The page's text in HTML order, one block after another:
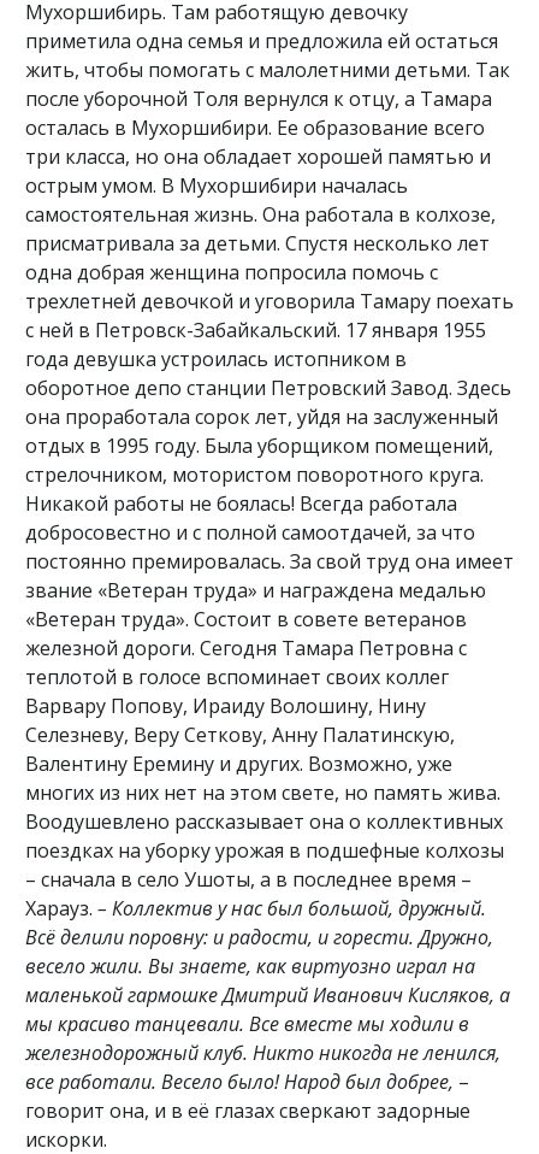
Мухоршибирь. Там работящую девочку
приметила одна семья и предложила ей остаться
жить, чтобы помогать с малолетними детьми. Так
после уборочной Толя вернулся к отцу, а Тамара
осталась в Мухоршибири. Ее образование всего
три класса, но она обладает хорошей памятью и
острым умом. В Мухоршибири началась
самостоятельная жизнь. Она работала в колхозе,
присматривала за детьми. Спустя несколько лет
одна добрая женщина попросила помочь с
трехлетней девочкой и уговорила Тамару поехать
с ней в Петровск-Забайкальский. 17 января 1955
года девушка устроилась истопником в
оборотное депо станции Петровский Завод. Здесь
она проработала сорок лет, уйдя на заслуженный
отдых в 1995 году. Была уборщиком помещений,
стрелочником, мотористом поворотного круга.
Никакой работы не боялась! Всегда работала
добросовестно и с полной самоотдачей, за что
постоянно премировалась. За свой труд она имеет
звание «Ветеран труда» и награждена медалью
«Ветеран труда». Состоит в совете ветеранов
железной дороги. Сегодня Тамара Петровна с
теплотой в голосе вспоминает своих коллег
Варвару Попову, Ираиду Волошину, Нину
Селезневу, Веру Сеткову, Анну Палатинскую,
Валентину Еремину и других. Возможно, уже
многих из них нет на этом свете, но память жива.
Воодушевлено рассказывает она о коллективных
поездках на уборку урожая в подшефные колхозы
– сначала в село Ушоты, а в последнее время –
Харауз. – Коллектив у нас был большой, дружный.
Всё делили поровну: и радости, и горести. Дружно,
весело жили. Вы знаете, как виртуозно играл на
маленькой гармошке Дмитрий Иванович Кисляков, а
мы красиво танцевали. Все вместе мы ходили в
железнодорожный клуб. Никто никогда не ленился,
все работали. Весело было! Народ был добрее, –
говорит она, и в её глазах сверкают задорные
искорки.